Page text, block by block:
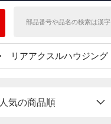
リアアクスルハウジング
人気の商品順